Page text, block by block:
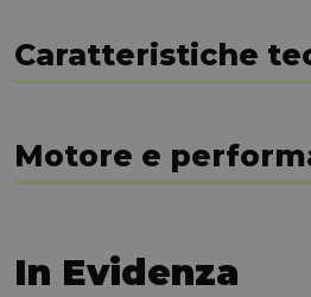
Caratteristiche
Motore e
In Evidenza